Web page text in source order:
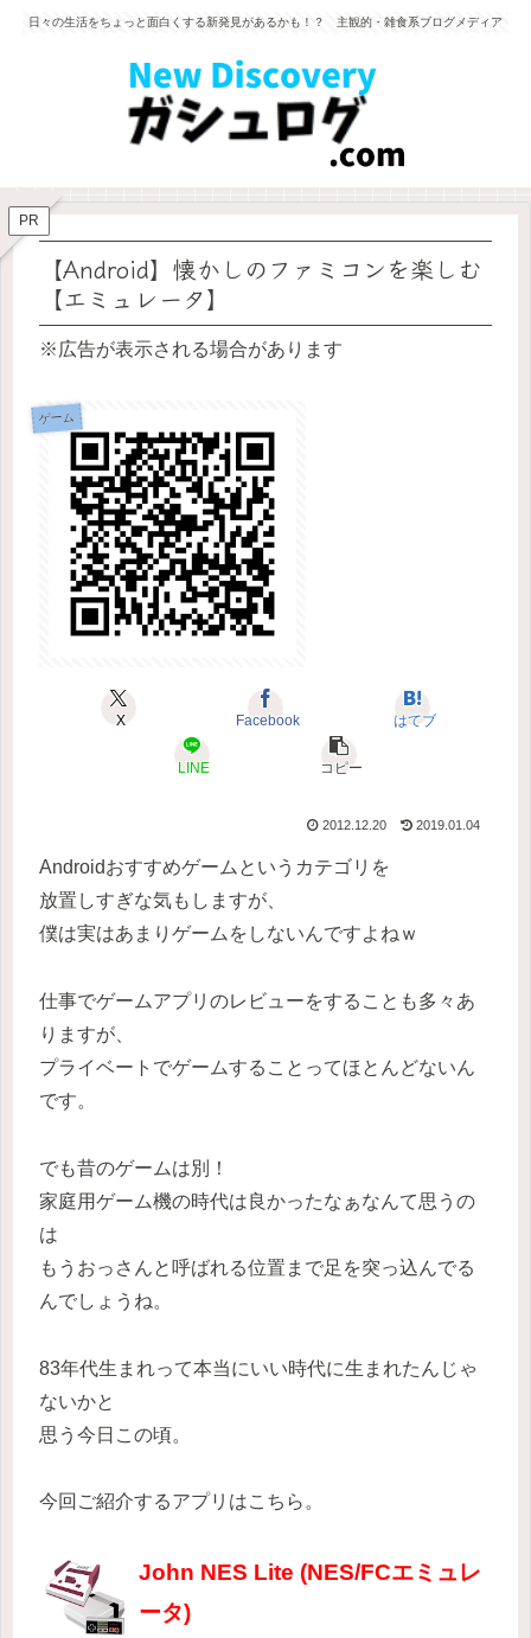
日々の生活をちょっと面白くする新発見があるかも！？ 主観的・雑食系ブログメディア
PR
【Android】懐かしのファミコンを楽しむ
【エミュレータ】
※広告が表示される場合があります
ゲーム
X Facebook はてブ
LINE コピー
2012.12.20 2019.01.04
Androidおすすめゲームというカテゴリを
放置しすぎな気もしますが、
僕は実はあまりゲームをしないんですよねｗ
仕事でゲームアプリのレビューをすることも多々あ
りますが、
プライベートでゲームすることってほとんどないん
です。
でも昔のゲームは別！
家庭用ゲーム機の時代は良かったなぁなんて思うの
は
もうおっさんと呼ばれる位置まで足を突っ込んでる
んでしょうね。
83年代生まれって本当にいい時代に生まれたんじゃ
ないかと
思う今日この頃。
今回ご紹介するアプリはこちら。
John NES Lite (NES/FCエミュレ
ータ)